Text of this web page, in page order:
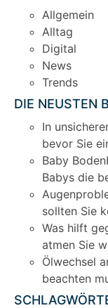
Allgemein
Alltag
Digital
News
Trends
DIE NEUSTEN
In
bevor Sie
Baby
Babys die
sollten Sie
Was hilft
atmen Sie
Ölwechsel
beachten